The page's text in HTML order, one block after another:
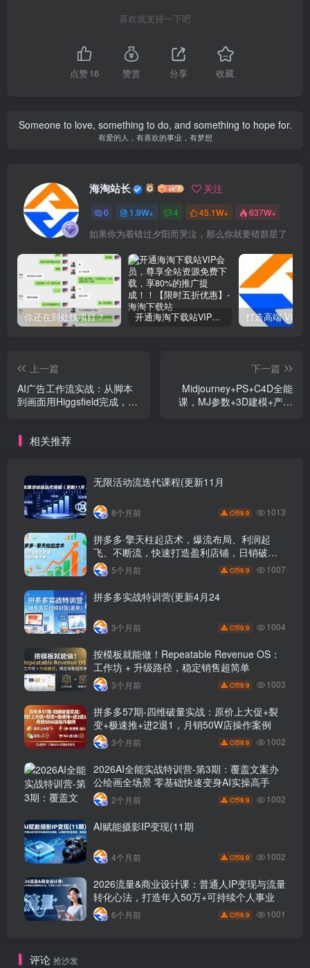
喜欢就支持一下吧
点赞16 赞赏 分享 收藏
Someone to love, something to do, and something to hope for.
有爱的人，有喜欢的事业，有梦想
海淘站长 关注
0 1.9W+ 4 45.1W+ 637W+
如果你为着错过夕阳而哭泣，那么你就要错群星了
你还在到处找项目？还在当韭菜？我靠网创资源站一个月收入5万+，曾经我也是个失败者。 开通海淘下载站VIP会员，尊享全站资源免费下载，享80%的推广提成！！【限时五折优惠】
上一篇
AI广告工作流实战：从脚本
到画面用Higgsfield完成，商
下一篇
Midjourney+PS+C4D全能
课，MJ参数+3D建模+产品
相关推荐
无限活动流迭代课程(更新11月
8个月前 C币9.9 1013
拼多多·擎天柱起店术，爆流布局、利润起
飞、不断流，快速打造盈利店铺，日销破千
单(更新5个月前 C币9.9 1007
拼多多实战特训营(更新4月24
3个月前 C币9.9 1004
按模板就能做！Repeatable Revenue OS：
工作坊 + 升级路径，稳定销售超简单
3个月前 C币9.9 1003
拼多多57期-四维破量实战：原价上大促+裂
变+极速推+进2退1，月销50W店操作案例
3个月前 C币9.9 1002
2026AI全能实战特训营-第3期：覆盖文案办
公绘画全场景 零基础快速变身AI实操高手
2个月前 C币9.9 1002
AI赋能摄影IP变现(11期
4个月前 C币9.9 1002
2026流量&商业设计课：普通人IP变现与流量
转化心法，打造年入50万+可持续个人事业
6个月前 C币9.9 1001
评论 抢沙发